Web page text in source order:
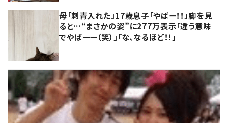
母「刺青入れた」17歳息子「やばー！！」脚を見
ると…“まさかの姿”に277万表示「違う意味
でやばーー（笑）」「な、なるほど！！」